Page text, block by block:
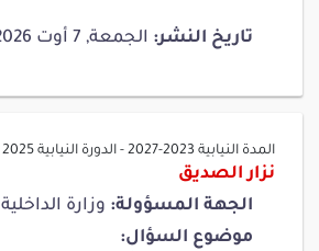
تاريخ النشر: الجمعة, 7 أوت 2026
المدة النيابية 2023-2027 - الدورة النيابية 2025 - 2026
نزار الصديق
الجهة المسؤولة: وزارة الداخلية
موضوع السؤال: